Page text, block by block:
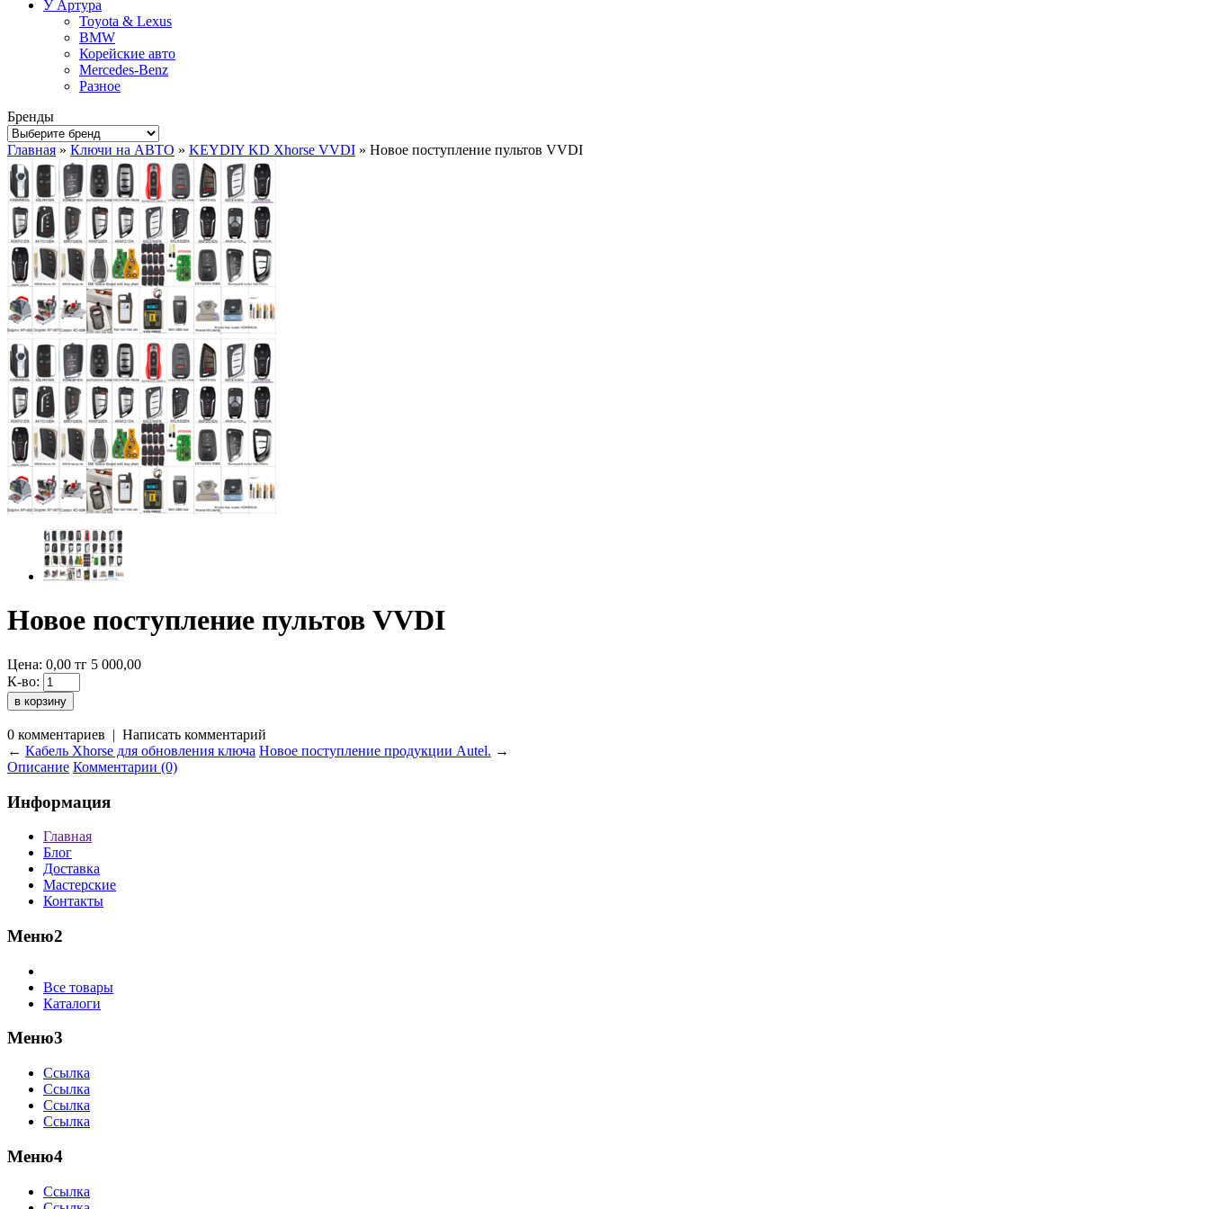
У Артура
Toyota & Lexus
BMW
Корейские авто
Mercedes-Benz
Разное
Бренды
Главная » Ключи на АВТО » KEYDIY KD Xhorse VVDI » Новое поступление пультов VVDI
Новое поступление пультов VVDI
Цена: 0,00 тг 5 000,00
К-во:
0 комментариев | Написать комментарий
← Кабель Xhorse для обновления ключа Новое поступление продукции Autel. →
Описание Комментарии (0)
Информация
Главная
Блог
Доставка
Мастерские
Контакты
Меню2
Все товары
Каталоги
Меню3
Ссылка
Ссылка
Ссылка
Ссылка
Меню4
Ссылка